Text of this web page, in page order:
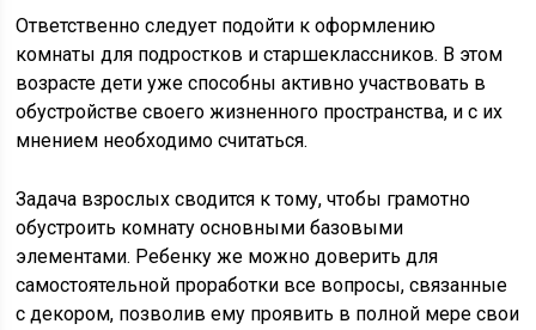
Ответственно следует подойти к оформлению
комнаты для подростков и старшеклассников. В этом
возрасте дети уже способны активно участвовать в
обустройстве своего жизненного пространства, и с их
мнением необходимо считаться.
Задача взрослых сводится к тому, чтобы грамотно
обустроить комнату основными базовыми
элементами. Ребенку же можно доверить для
самостоятельной проработки все вопросы, связанные
с декором, позволив ему проявить в полной мере свои